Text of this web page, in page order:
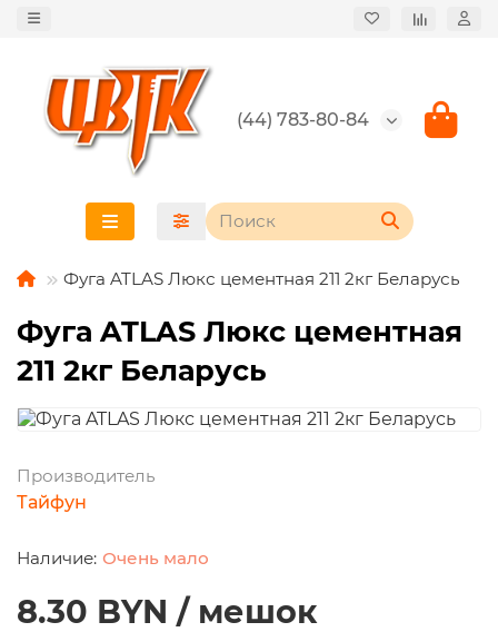
(44) 783-80-84
Фуга ATLAS Люкс цементная 211 2кг Беларусь
Фуга ATLAS Люкс цементная
211 2кг Беларусь
Производитель
Тайфун
Очень мало
8.30 BYN / мешок